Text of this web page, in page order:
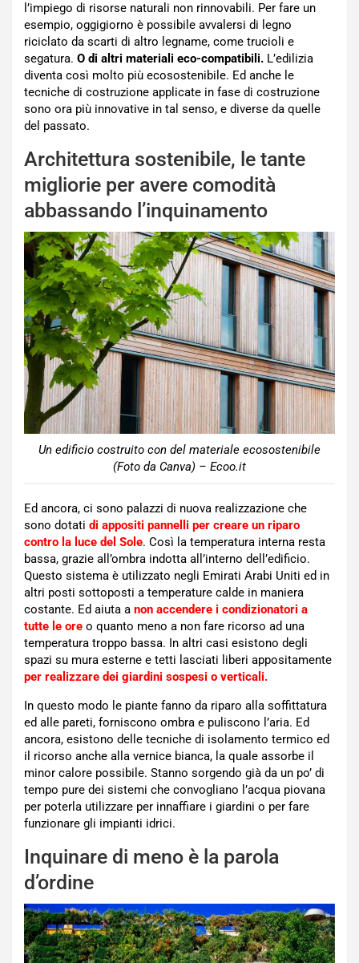
l’impiego di risorse naturali non rinnovabili. Per fare un
esempio, oggigiorno è possibile avvalersi di legno
riciclato da scarti di altro legname, come trucioli e
segatura. O di altri materiali eco-compatibili. L’edilizia
diventa così molto più ecosostenibile. Ed anche le
tecniche di costruzione applicate in fase di costruzione
sono ora più innovative in tal senso, e diverse da quelle
del passato.
Architettura sostenibile, le tante
migliorie per avere comodità
abbassando l’inquinamento
Un edificio costruito con del materiale ecosostenibile
(Foto da Canva) – Ecoo.it
Ed ancora, ci sono palazzi di nuova realizzazione che
sono dotati di appositi pannelli per creare un riparo
contro la luce del Sole. Così la temperatura interna resta
bassa, grazie all’ombra indotta all’interno dell’edificio.
Questo sistema è utilizzato negli Emirati Arabi Uniti ed in
altri posti sottoposti a temperature calde in maniera
costante. Ed aiuta a non accendere i condizionatori a
tutte le ore o quanto meno a non fare ricorso ad una
temperatura troppo bassa. In altri casi esistono degli
spazi su mura esterne e tetti lasciati liberi appositamente
per realizzare dei giardini sospesi o verticali.
In questo modo le piante fanno da riparo alla soffittatura
ed alle pareti, forniscono ombra e puliscono l’aria. Ed
ancora, esistono delle tecniche di isolamento termico ed
il ricorso anche alla vernice bianca, la quale assorbe il
minor calore possibile. Stanno sorgendo già da un po’ di
tempo pure dei sistemi che convogliano l’acqua piovana
per poterla utilizzare per innaffiare i giardini o per fare
funzionare gli impianti idrici.
Inquinare di meno è la parola
d’ordine